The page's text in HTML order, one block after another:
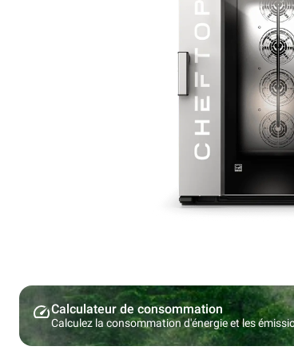
Calculateur de consommation
Calculez la consommation d'énergie et les